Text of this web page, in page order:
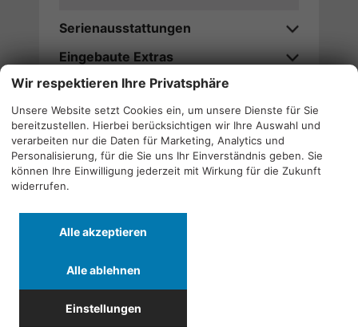
Serienausstattungen
Eingebaute Extras
Wir rufen Sie an
Alle
von
Romeo
anzeigen
Quicklinks
Wir respektieren Ihre Privatsphäre
Unsere Website setzt Cookies ein, um unsere Dienste für Sie
bereitzustellen. Hierbei berücksichtigen wir Ihre Auswahl und
verarbeiten nur die Daten für Marketing, Analytics und
Personalisierung, für die Sie uns Ihr Einverständnis geben. Sie
können Ihre Einwilligung jederzeit mit Wirkung für die Zukunft
widerrufen.
Alle akzeptieren
Alle ablehnen
Einstellungen